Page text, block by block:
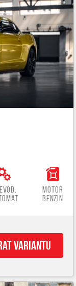
Motor
benzin
variantu